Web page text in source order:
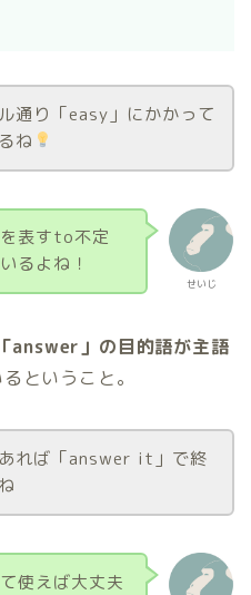
通り「easy」にかかって
ね
せいじ
表すto不定
るよね！
「answer」の目的語が主語
ということ。
れば「answer it」で終
使えば大丈夫